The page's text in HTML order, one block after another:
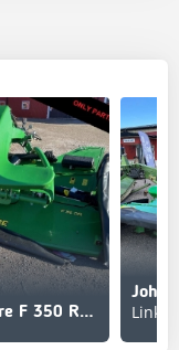
John Deere F 350 R Dismantled: only spare parts